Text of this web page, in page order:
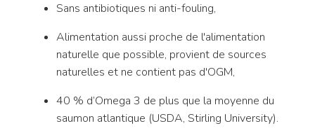
Sans antibiotiques ni anti-fouling,
Alimentation aussi proche de l'alimentation
naturelle que possible, provient de sources
naturelles et ne contient pas d'OGM,
40 % d’Omega 3 de plus que la moyenne du
saumon atlantique (USDA, Stirling University).